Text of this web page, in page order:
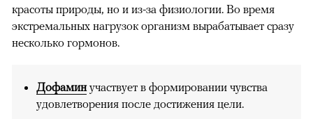
красоты природы, но и из-за физиологии. Во время
экстремальных нагрузок организм вырабатывает сразу
несколько гормонов.
Дофаминучаствует в формировании чувства
удовлетворения после достижения цели.